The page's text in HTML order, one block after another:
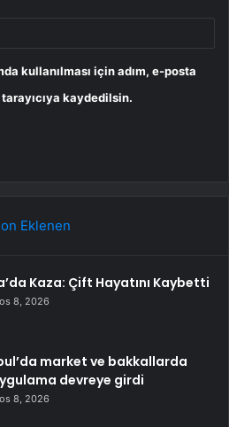
kullanılması için adım, e-posta
kaydedilsin.
Eklenen
Kaza: Çift Hayatını Kaybetti
8, 2026
market ve bakkallarda
devreye girdi
8, 2026